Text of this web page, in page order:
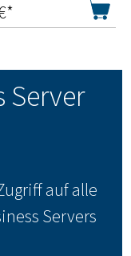
Server
auf alle
Servers